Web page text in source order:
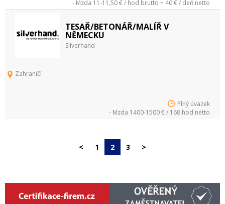
- Mzda 11-11,50 € / hod brutto + 40 € / deň netto
TESAŘ/BETONÁŘ/MALÍŘ V
NĚMECKU
Silverhand
Zahraničí
Plný úvazek
- Mzda 1400-1500 € / 168 hod netto
< 1 2 3 >